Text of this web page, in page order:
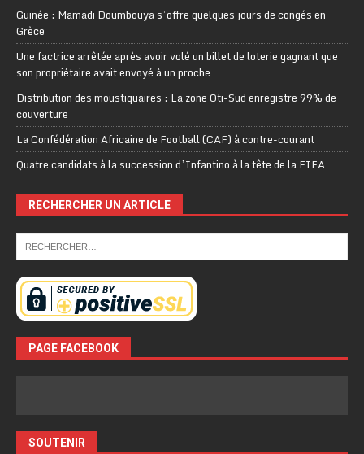
Guinée : Mamadi Doumbouya s’offre quelques jours de congés en
Grèce
Une factrice arrêtée après avoir volé un billet de loterie gagnant que
son propriétaire avait envoyé à un proche
Distribution des moustiquaires : La zone Oti-Sud enregistre 99% de
couverture
La Confédération Africaine de Football (CAF) à contre-courant
Quatre candidats à la succession d’Infantino à la tête de la FIFA
RECHERCHER UN ARTICLE
PAGE FACEBOOK
SOUTENIR